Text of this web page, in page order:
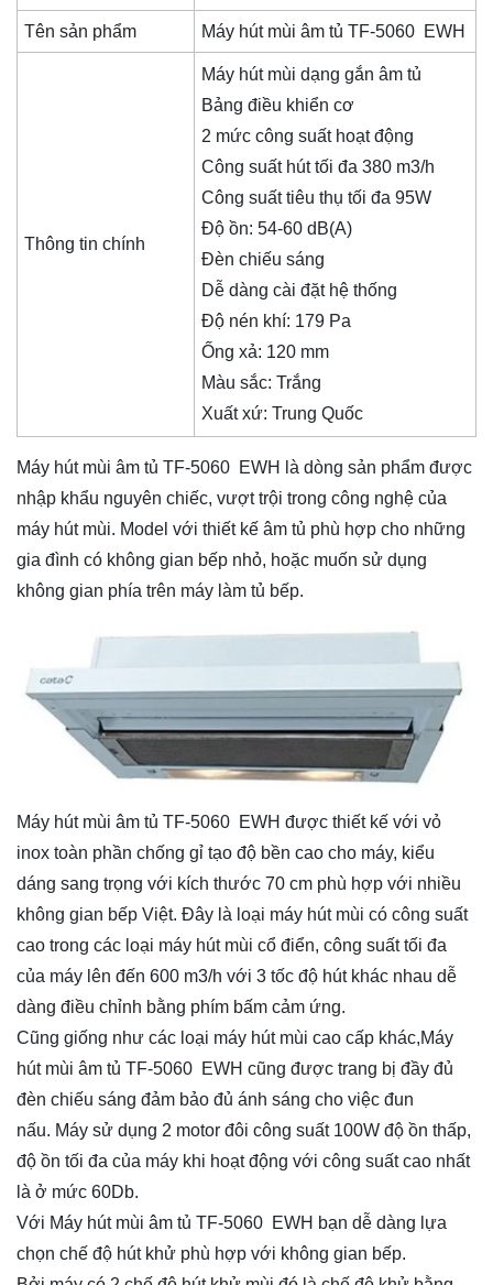
Tên sản phẩm Máy hút mùi âm tủ TF-5060 EWH
Thông tin chính
Máy hút mùi dạng gắn âm tủ
Bảng điều khiển cơ
2 mức công suất hoạt động
Công suất hút tối đa 380 m3/h
Công suất tiêu thụ tối đa 95W
Độ ồn: 54-60 dB(A)
Đèn chiếu sáng
Dễ dàng cài đặt hệ thống
Độ nén khí: 179 Pa
Ống xả: 120 mm
Màu sắc: Trắng
Xuất xứ: Trung Quốc
Máy hút mùi âm tủ TF-5060 EWH là dòng sản phẩm được
nhập khẩu nguyên chiếc, vượt trội trong công nghệ của
máy hút mùi. Model với thiết kế âm tủ phù hợp cho những
gia đình có không gian bếp nhỏ, hoặc muốn sử dụng
không gian phía trên máy làm tủ bếp.
Máy hút mùi âm tủ TF-5060 EWH được thiết kế với vỏ
inox toàn phần chống gỉ tạo độ bền cao cho máy, kiểu
dáng sang trọng với kích thước 70 cm phù hợp với nhiều
không gian bếp Việt. Đây là loại máy hút mùi có công suất
cao trong các loại máy hút mùi cổ điển, công suất tối đa
của máy lên đến 600 m3/h với 3 tốc độ hút khác nhau dễ
dàng điều chỉnh bằng phím bấm cảm ứng.
Cũng giống như các loại máy hút mùi cao cấp khác,Máy
hút mùi âm tủ TF-5060 EWH cũng được trang bị đầy đủ
đèn chiếu sáng đảm bảo đủ ánh sáng cho việc đun
nấu. Máy sử dụng 2 motor đôi công suất 100W độ ồn thấp,
độ ồn tối đa của máy khi hoạt động với công suất cao nhất
là ở mức 60Db.
Với Máy hút mùi âm tủ TF-5060 EWH bạn dễ dàng lựa
chọn chế độ hút khử phù hợp với không gian bếp.